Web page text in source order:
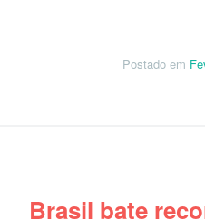
Postado em
Brasil bate